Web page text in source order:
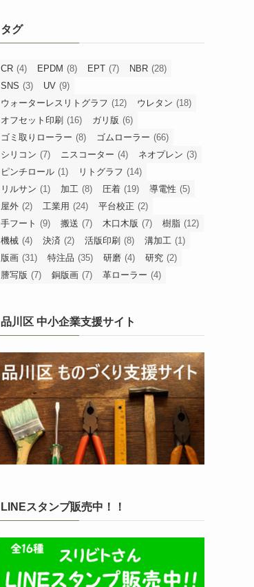
タグ
CR (4) EPDM (8) EPT (7) NBR (28)
SNS (3) UV (9)
ウォーターレスリトグラフ (12) ウレタン (18)
オフセット印刷 (16) ガリ版 (6)
ゴミ取りローラー (8) ゴムローラー (66)
シリコン (7) ニスコーター (4) ネオプレン (3)
ピンチロール (1) リトグラフ (14)
リルサン (1) 加工 (8) 圧着 (19) 導電性 (5)
屋外 (2) 工業用 (24) 平台校正 (2)
手フート (9) 搬送 (7) 木口木版 (7) 樹脂 (12)
機械 (4) 決済 (2) 活版印刷 (8) 溝加工 (1)
版画 (31) 特注品 (35) 研磨 (4) 研究 (2)
謄写版 (7) 銅版画 (7) 革ローラー (4)
品川区 中小企業支援サイト
LINEスタンプ販売中！！